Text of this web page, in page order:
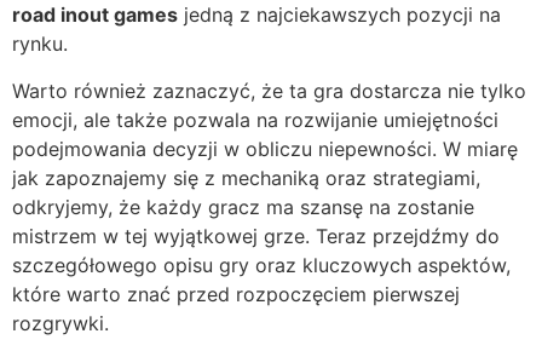
road inout games jedną z najciekawszych pozycji na
rynku.
Warto również zaznaczyć, że ta gra dostarcza nie tylko
emocji, ale także pozwala na rozwijanie umiejętności
podejmowania decyzji w obliczu niepewności. W miarę
jak zapoznajemy się z mechaniką oraz strategiami,
odkryjemy, że każdy gracz ma szansę na zostanie
mistrzem w tej wyjątkowej grze. Teraz przejdźmy do
szczegółowego opisu gry oraz kluczowych aspektów,
które warto znać przed rozpoczęciem pierwszej
rozgrywki.